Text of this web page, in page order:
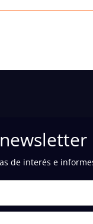
de interés e